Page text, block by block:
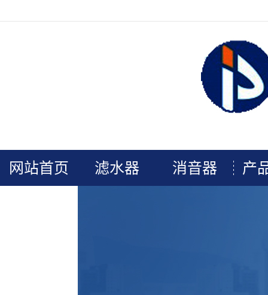
网站首页 滤水器 消音器 产